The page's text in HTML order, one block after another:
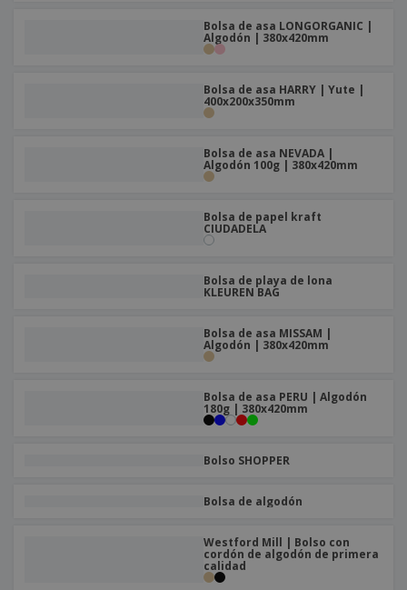
Bolsa de asa LONGORGANIC |
Algodón | 380x420mm
Bolsa de asa HARRY | Yute |
400x200x350mm
Bolsa de asa NEVADA |
Algodón 100g | 380x420mm
Bolsa de papel kraft
CIUDADELA
Bolsa de playa de lona
KLEUREN BAG
Bolsa de asa MISSAM |
Algodón | 380x420mm
Bolsa de asa PERU | Algodón
180g | 380x420mm
Bolso SHOPPER
Bolsa de algodón
Westford Mill | Bolso con
cordón de algodón de primera
calidad